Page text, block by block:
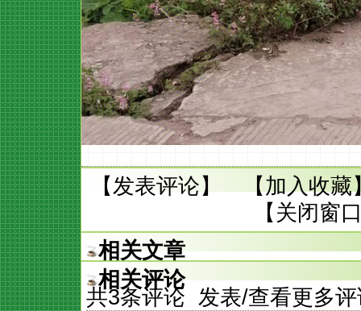
【发表评论】 【加入收藏
【 关闭窗
相关文章
相关评论
共3条评论 发表/查看更多评